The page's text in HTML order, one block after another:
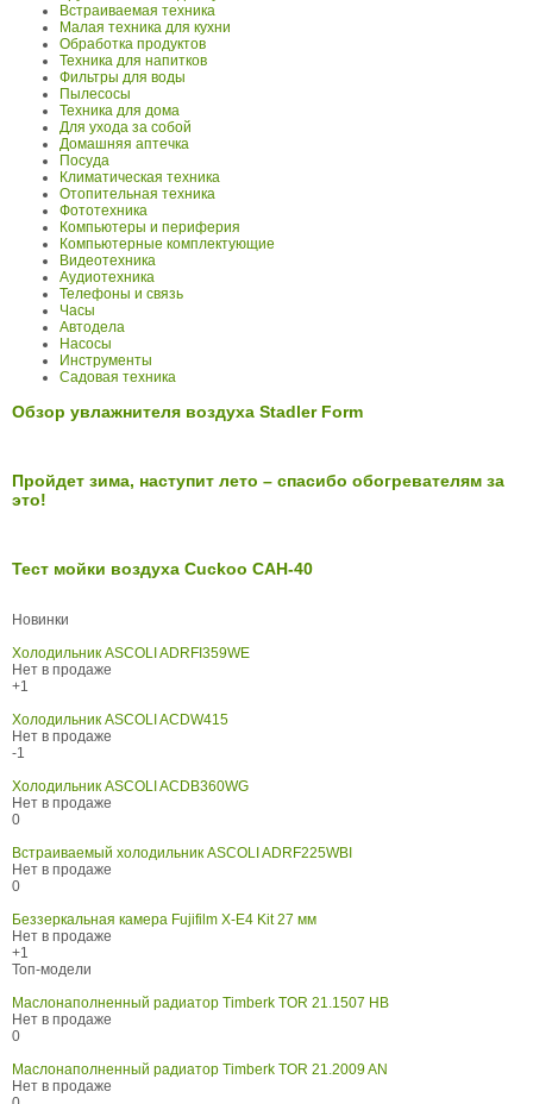
Встраиваемая техника
Малая техника для кухни
Обработка продуктов
Техника для напитков
Фильтры для воды
Пылесосы
Техника для дома
Для ухода за собой
Домашняя аптечка
Посуда
Климатическая техника
Отопительная техника
Фототехника
Компьютеры и периферия
Компьютерные комплектующие
Видеотехника
Аудиотехника
Телефоны и связь
Часы
Автодела
Насосы
Инструменты
Садовая техника
Обзор увлажнителя воздуха Stadler Form
Пройдет зима, наступит лето – спасибо обогревателям за
это!
Тест мойки воздуха Cuckoo CAH-40
Новинки
Холодильник ASCOLI ADRFI359WE
Нет в продаже
+1
Холодильник ASCOLI ACDW415
Нет в продаже
-1
Холодильник ASCOLI ACDB360WG
Нет в продаже
0
Встраиваемый холодильник ASCOLI ADRF225WBI
Нет в продаже
0
Беззеркальная камера Fujifilm X-E4 Kit 27 мм
Нет в продаже
+1
Топ-модели
Маслонаполненный радиатор Timberk TOR 21.1507 HB
Нет в продаже
0
Маслонаполненный радиатор Timberk TOR 21.2009 AN
Нет в продаже